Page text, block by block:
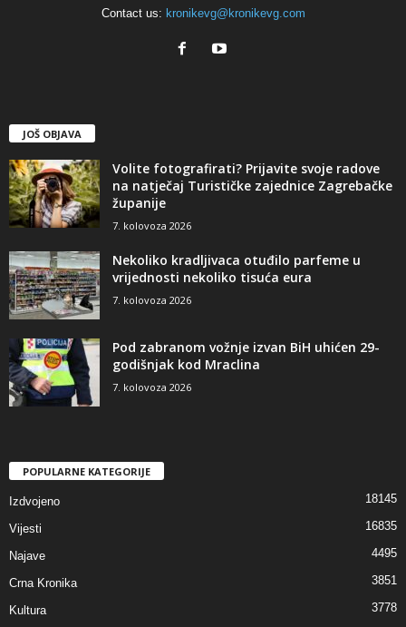
Contact us: kronikevg@kronikevg.com
JOŠ OBJAVA
Volite fotografirati? Prijavite svoje radove
na natječaj Turističke zajednice Zagrebačke
županije
7. kolovoza 2026
Nekoliko kradljivaca otuđilo parfeme u
vrijednosti nekoliko tisuća eura
7. kolovoza 2026
Pod zabranom vožnje izvan BiH uhićen 29-
godišnjak kod Mraclina
7. kolovoza 2026
POPULARNE KATEGORIJE
Izdvojeno 18145
Vijesti 16835
Najave 4495
Crna Kronika 3851
Kultura 3778